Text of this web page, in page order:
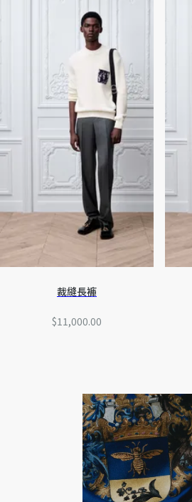
裁縫長褲
$11,000.00